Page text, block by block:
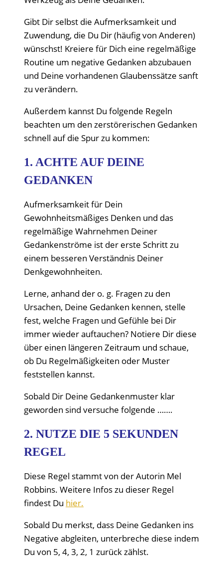
Gibt Dir selbst die Aufmerksamkeit und
Zuwendung, die Du Dir (häufig von Anderen)
wünschst! Kreiere für Dich eine regelmäßige
Routine um negative Gedanken abzubauen
und Deine vorhandenen Glaubenssätze sanft
zu verändern.
Außerdem kannst Du folgende Regeln
beachten um den zerstörerischen Gedanken
schnell auf die Spur zu kommen:
1. ACHTE AUF DEINE
GEDANKEN
Aufmerksamkeit für Dein
Gewohnheitsmäßiges Denken und das
regelmäßige Wahrnehmen Deiner
Gedankenströme ist der erste Schritt zu
einem besseren Verständnis Deiner
Denkgewohnheiten.
Lerne, anhand der o. g. Fragen zu den
Ursachen, Deine Gedanken kennen, stelle
fest, welche Fragen und Gefühle bei Dir
immer wieder auftauchen? Notiere Dir diese
über einen längeren Zeitraum und schaue,
ob Du Regelmäßigkeiten oder Muster
feststellen kannst.
Sobald Dir Deine Gedankenmuster klar
geworden sind versuche folgende …….
2. NUTZE DIE 5 SEKUNDEN
REGEL
Diese Regel stammt von der Autorin Mel
Robbins. Weitere Infos zu dieser Regel
findest Du hier.
Sobald Du merkst, dass Deine Gedanken ins
Negative abgleiten, unterbreche diese indem
Du von 5, 4, 3, 2, 1 zurück zählst.